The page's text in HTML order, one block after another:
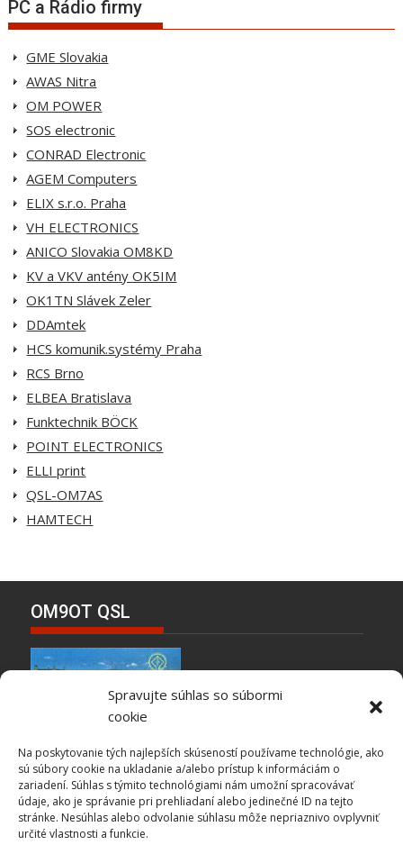
Spravujte súhlas so súbormi
cookie
Na poskytovanie tých najlepších skúseností používame technológie, ako
sú súbory cookie na ukladanie a/alebo prístup k informáciám o
zariadení. Súhlas s týmito technológiami nám umožní spracovávať
údaje, ako je správanie pri prehliadaní alebo jedinečné ID na tejto
stránke. Nesúhlas alebo odvolanie súhlasu môže nepriaznivo ovplyvniť
určité vlastnosti a funkcie.
PC a Rádio firmy
GME Slovakia
AWAS Nitra
OM POWER
SOS electronic
CONRAD Electronic
AGEM Computers
ELIX s.r.o. Praha
VH ELECTRONICS
ANICO Slovakia OM8KD
KV a VKV antény OK5IM
OK1TN Slávek Zeler
DDAmtek
HCS komunik.systémy Praha
RCS Brno
ELBEA Bratislava
Funktechnik BÖCK
POINT ELECTRONICS
ELLI print
QSL-OM7AS
HAMTECH
OM9OT QSL
Kontakt
Adminom0aao@cq.sk